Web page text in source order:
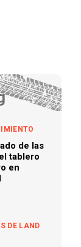
de las
tablero
en
DE LAND